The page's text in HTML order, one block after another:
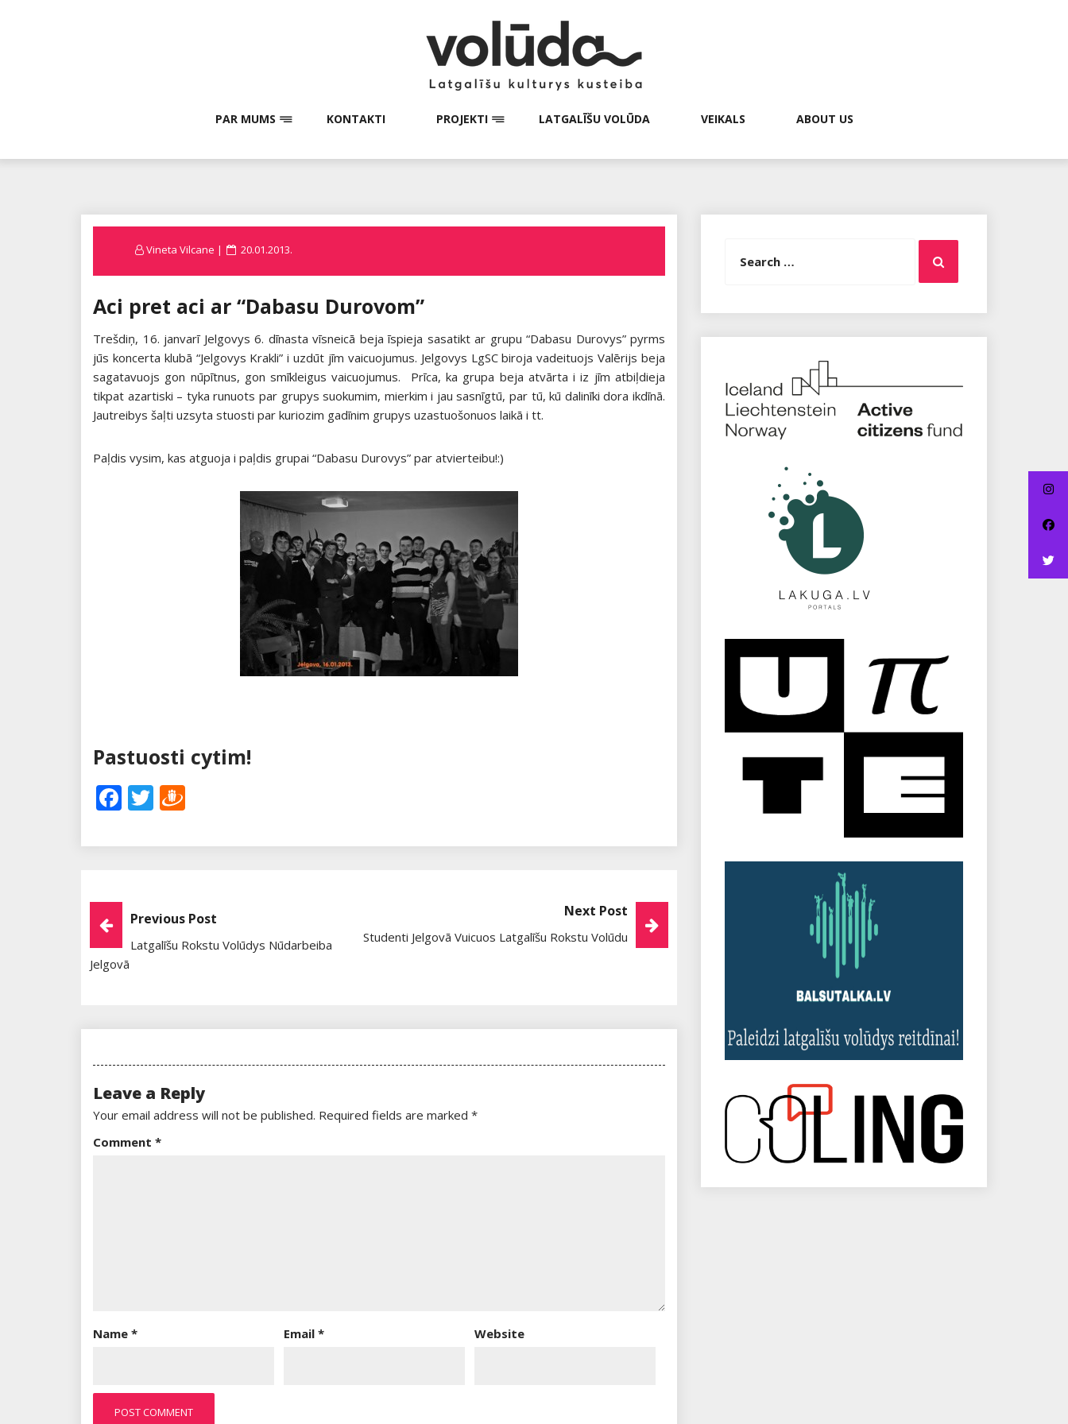
PAR MUMS KONTAKTI PROJEKTI LATGALĪŠU VOLŪDA VEIKALS ABOUT US
Vineta Vilcane
Posted
20.01.2013.
Aci pret aci ar “Dabasu Durovom”
Trešdiņ, 16. janvarī Jelgovys 6. dīnasta vīsneicā beja īspieja sasatikt ar grupu “Dabasu Durovys” pyrms
jūs koncerta klubā “Jelgovys Krakli” i uzdūt jīm vaicuojumus. Jelgovys LgSC biroja vadeituojs Valērijs beja
sagatavuojs gon nūpītnus, gon smīkleigus vaicuojumus. Prīca, ka grupa beja atvārta i iz jīm atbiļdieja
tikpat azartiski – tyka runuots par grupys suokumim, mierkim i jau sasnīgtū, par tū, kū dalinīki dora ikdīnā.
Jautreibys šaļti uzsyta stuosti par kuriozim gadīnim grupys uzastuošonuos laikā i tt.
Paļdis vysim, kas atguoja i paļdis grupai “Dabasu Durovys” par atvierteibu!:)
Pastuosti cytim!
Facebook
Twitter
Post
Navigation
Previous Post
Latgalīšu Rokstu Volūdys Nūdarbeiba
Jelgovā
Next Post
Studenti Jelgovā Vuicuos Latgalīšu Rokstu Volūdu
Leave a Reply
Your email address will not be published. Required fields are marked *
Comment *
Name * Email * Website
for:
Search